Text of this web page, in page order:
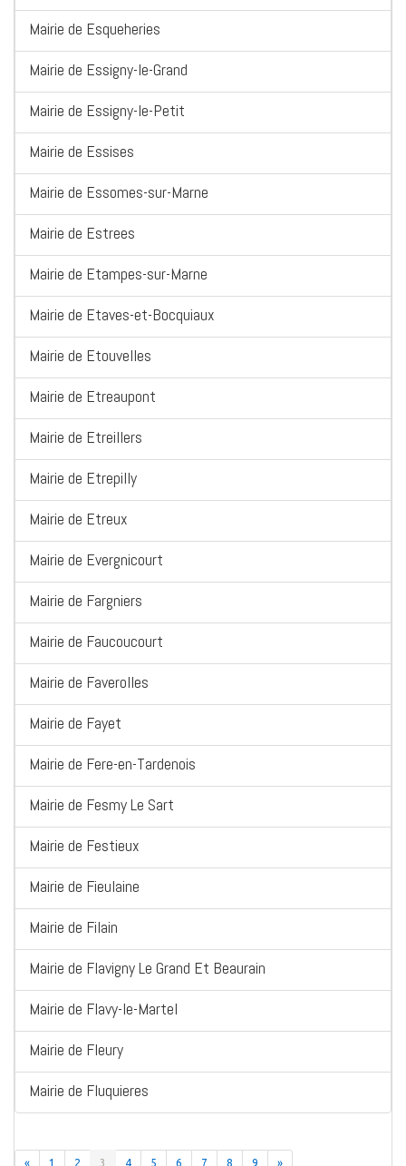
Mairie de Esqueheries
Mairie de Essigny-le-Grand
Mairie de Essigny-le-Petit
Mairie de Essises
Mairie de Essomes-sur-Marne
Mairie de Estrees
Mairie de Etampes-sur-Marne
Mairie de Etaves-et-Bocquiaux
Mairie de Etouvelles
Mairie de Etreaupont
Mairie de Etreillers
Mairie de Etrepilly
Mairie de Etreux
Mairie de Evergnicourt
Mairie de Fargniers
Mairie de Faucoucourt
Mairie de Faverolles
Mairie de Fayet
Mairie de Fere-en-Tardenois
Mairie de Fesmy Le Sart
Mairie de Festieux
Mairie de Fieulaine
Mairie de Filain
Mairie de Flavigny Le Grand Et Beaurain
Mairie de Flavy-le-Martel
Mairie de Fleury
Mairie de Fluquieres
« 1 2 3 4 5 6 7 8 9 »